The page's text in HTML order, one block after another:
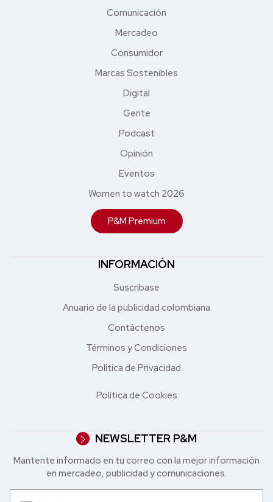
Comunicación
Mercadeo
Consumidor
Marcas Sostenibles
Digital
Gente
Podcast
Opinión
Eventos
Women to watch 2026
P&M Premium
INFORMACIÓN
Suscríbase
Anuario de la publicidad colombiana
Contáctenos
Términos y Condiciones
Política de Privacidad
Política de Cookies
NEWSLETTER P&M
Mantente informado en tu correo con la mejor in formación
en mercadeo, publicidad y comunicaciones.